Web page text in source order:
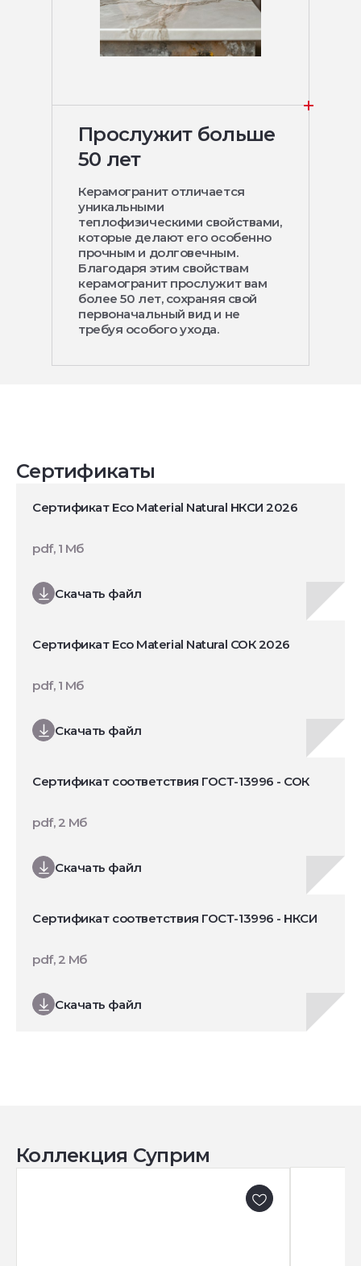
Прослужит больше
50 лет
Керамогранит отличается
уникальными
теплофизическими свойствами,
которые делают его особенно
прочным и долговечным.
Благодаря этим свойствам
керамогранит прослужит вам
более 50 лет, сохраняя свой
первоначальный вид и не
требуя особого ухода.
Сертификаты
Сертификат Eco Material Natural НКСИ 2026
Скачать файл
pdf, 1 Мб
Сертификат Eco Material Natural СОК 2026
Скачать файл
pdf, 1 Мб
Сертификат соответствия ГОСТ-13996 - СОК
Скачать файл
pdf, 2 Мб
Сертификат соответствия ГОСТ-13996 - НКСИ
Скачать файл
pdf, 2 Мб
Коллекция Суприм